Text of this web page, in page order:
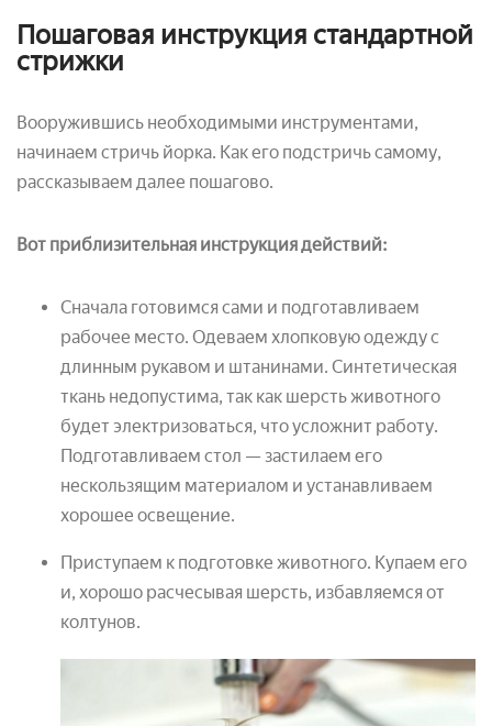
Пошаговая инструкция стандартной
стрижки
Вооружившись необходимыми инструментами,
начинаем стричь йорка. Как его подстричь самому,
рассказываем далее пошагово.
Вот приблизительная инструкция действий:
Сначала готовимся сами и подготавливаем
рабочее место. Одеваем хлопковую одежду с
длинным рукавом и штанинами. Синтетическая
ткань недопустима, так как шерсть животного
будет электризоваться, что усложнит работу.
Подготавливаем стол — застилаем его
нескользящим материалом и устанавливаем
хорошее освещение.
Приступаем к подготовке животного. Купаем его
и, хорошо расчесывая шерсть, избавляемся от
колтунов.